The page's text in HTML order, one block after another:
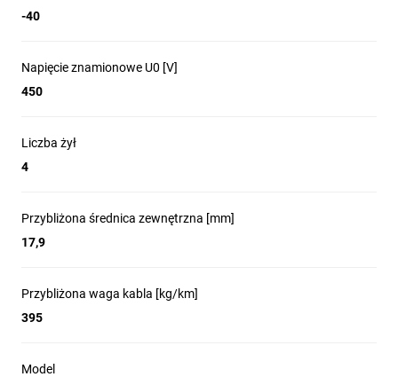
-40
Napięcie znamionowe U0 [V]
450
Liczba żył
4
Przybliżona średnica zewnętrzna [mm]
17,9
Przybliżona waga kabla [kg/km]
395
Model